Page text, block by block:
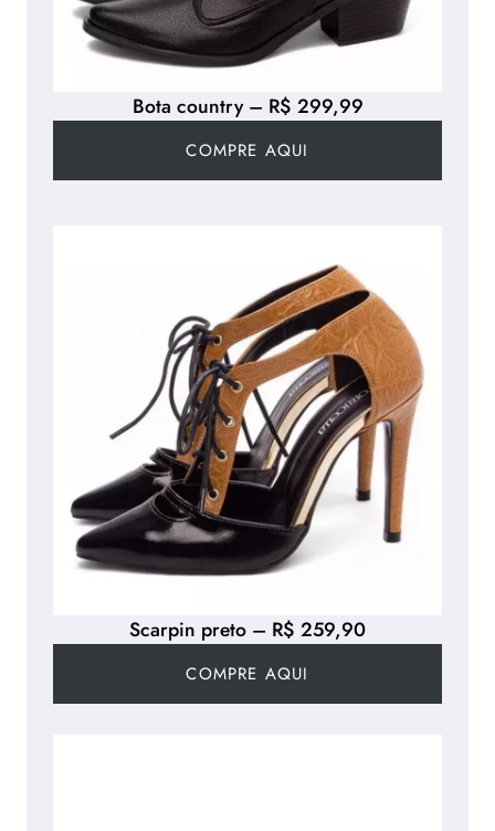
Scarpin preto – R$ 259,90
COMPRE AQUI
Bota country – R$ 299,99
COMPRE AQUI